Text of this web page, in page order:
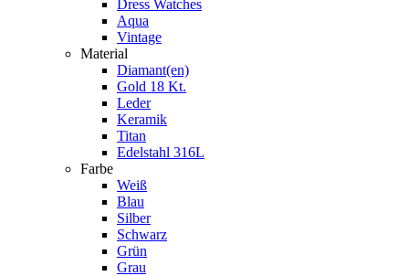
Dress Watches
Aqua
Vintage
Material
Diamant(en)
Gold 18 Kt.
Leder
Keramik
Titan
Edelstahl 316L
Farbe
Weiß
Blau
Silber
Schwarz
Grün
Grau